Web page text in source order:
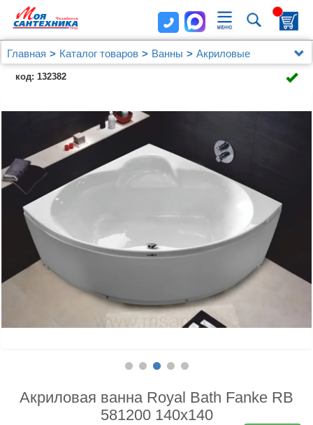
Главная Каталог товаров Ванны
Акриловые
Акриловая ванна Royal Bath Fanke RB 581200
140x140
код: 132382
Акриловая ванна Royal Bath Fanke RB
581200 140x140